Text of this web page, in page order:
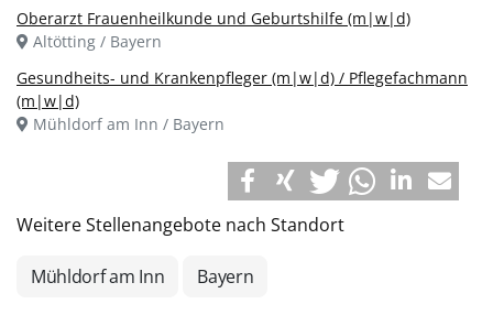
Oberarzt Frauenheilkunde und Geburtshilfe (m|w|d)
Altötting / Bayern
Gesundheits- und Krankenpfleger (m|w|d) / Pflegefachmann
(m|w|d)
Mühldorf am Inn / Bayern
Weitere Stellenangebote nach Standort
Mühldorf am Inn Bayern